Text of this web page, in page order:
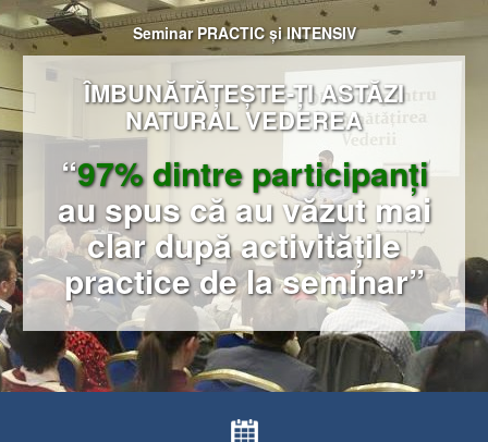
Seminar PRACTIC și INTENSIV
ÎMBUNĂTĂȚEȘTE-ȚI ASTĂZI
NATURAL VEDEREA
“97% dintre participanți
au spus căau văzut mai
clardupă activitățile
practice de la seminar”